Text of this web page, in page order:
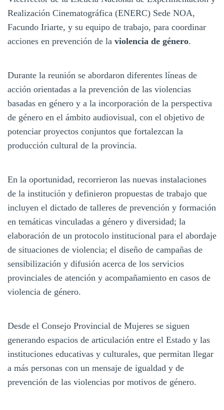
Realización Cinematográfica (ENERC) Sede NOA,
Facundo Iriarte, y su equipo de trabajo, para coordinar
acciones en prevención de la violencia de género.
Durante la reunión se abordaron diferentes líneas de
acción orientadas a la prevención de las violencias
basadas en género y a la incorporación de la perspectiva
de género en el ámbito audiovisual, con el objetivo de
potenciar proyectos conjuntos que fortalezcan la
producción cultural de la provincia.
En la oportunidad, recorrieron las nuevas instalaciones
de la institución y definieron propuestas de trabajo que
incluyen el dictado de talleres de prevención y formación
en temáticas vinculadas a género y diversidad; la
elaboración de un protocolo institucional para el abordaje
de situaciones de violencia; el diseño de campañas de
sensibilización y difusión acerca de los servicios
provinciales de atención y acompañamiento en casos de
violencia de género.
Desde el Consejo Provincial de Mujeres se siguen
generando espacios de articulación entre el Estado y las
instituciones educativas y culturales, que permitan llegar
a más personas con un mensaje de igualdad y de
prevención de las violencias por motivos de género.